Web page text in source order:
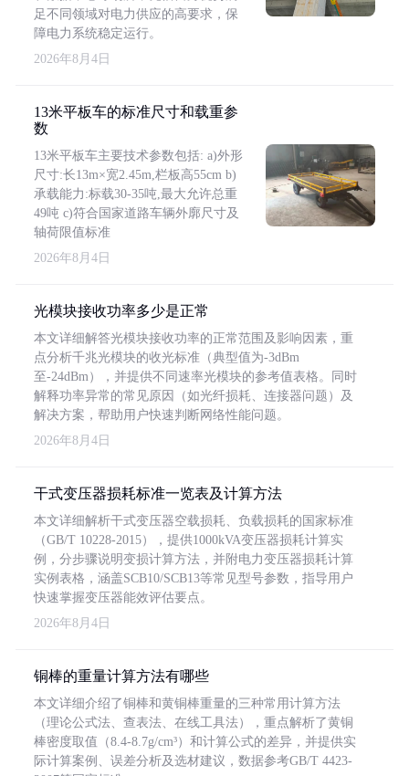
足不同领域对电力供应的高要求，保
障电力系统稳定运行。
2026年8月4日
13米平板车的标准尺寸和载重参
数
13米平板车主要技术参数包括: a)外形
尺寸:长13m×宽2.45m,栏板高55cm b)
承载能力:标载30-35吨,最大允许总重
49吨 c)符合国家道路车辆外廓尺寸及
轴荷限值标准
2026年8月4日
光模块接收功率多少是正常
本文详细解答光模块接收功率的正常范围及影响因素，重
点分析千兆光模块的收光标准（典型值为-3dBm
至-24dBm），并提供不同速率光模块的参考值表格。同时
解释功率异常的常见原因（如光纤损耗、连接器问题）及
解决方案，帮助用户快速判断网络性能问题。
2026年8月4日
干式变压器损耗标准一览表及计算方法
本文详细解析干式变压器空载损耗、负载损耗的国家标准
（GB/T 10228-2015），提供1000kVA变压器损耗计算实
例，分步骤说明变损计算方法，并附电力变压器损耗计算
实例表格，涵盖SCB10/SCB13等常见型号参数，指导用户
快速掌握变压器能效评估要点。
2026年8月4日
铜棒的重量计算方法有哪些
本文详细介绍了铜棒和黄铜棒重量的三种常用计算方法
（理论公式法、查表法、在线工具法），重点解析了黄铜
棒密度取值（8.4-8.7g/cm³）和计算公式的差异，并提供实
际计算案例、误差分析及选材建议，数据参考GB/T 4423-